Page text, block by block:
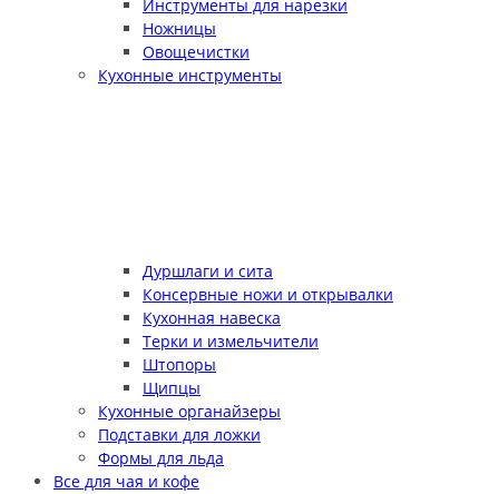
Инструменты для нарезки
Ножницы
Овощечистки
Кухонные инструменты
Дуршлаги и сита
Консервные ножи и открывалки
Кухонная навеска
Терки и измельчители
Штопоры
Щипцы
Кухонные органайзеры
Подставки для ложки
Формы для льда
Все для чая и кофе